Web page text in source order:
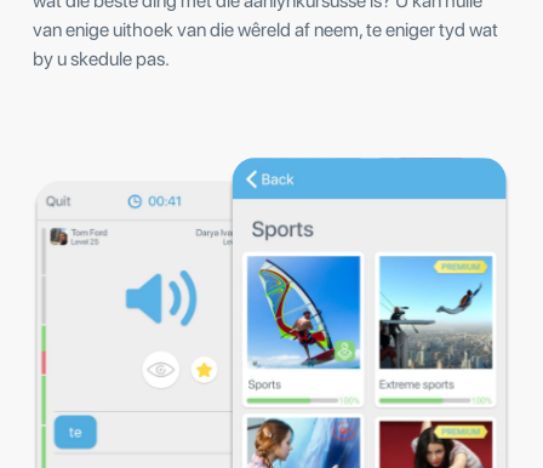
van enige uithoek van die wêreld af neem, te eniger tyd wat
by u skedule pas.